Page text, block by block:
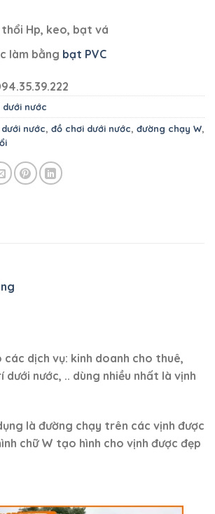
thổi Hp, keo, bạt vá
làm bằng bạt PVC
nước
nước, đồ chơi dưới nước, đường chạy W,
các dịch vụ: kinh doanh cho thuê,
nước, .. dùng nhiều nhất là vịnh
là đường chạy trên các vịnh được
chữ W tạo hình cho vịnh được đẹp